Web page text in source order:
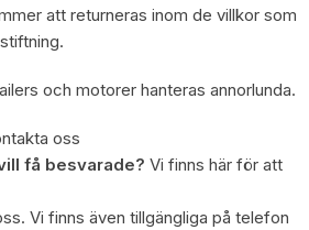
att returneras inom de villkor som
och motorer hanteras annorlunda.
oss
få besvarade? Vi finns här för att
Vi finns även tillgängliga på telefon